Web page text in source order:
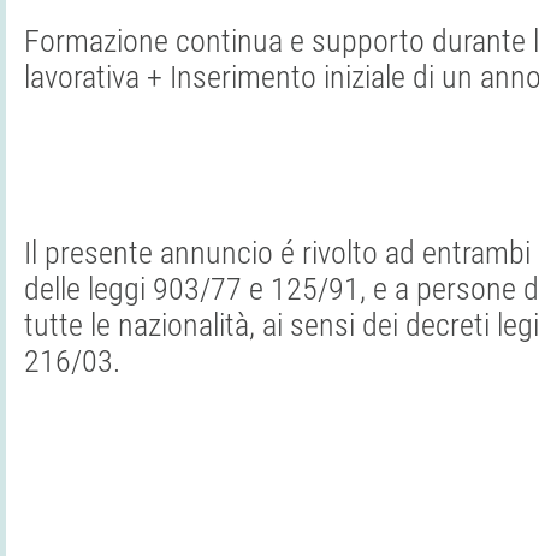
Formazione continua e supporto durante
lavorativa + Inserimento iniziale di un
Il presente annuncio é rivolto ad
delle leggi 903/77 e 125/91, e a persone
tutte le nazionalità, ai sensi dei decreti
216/03.